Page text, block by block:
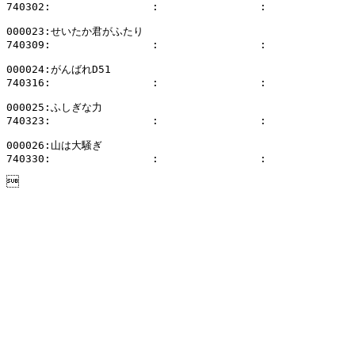
740302:                :                :
000023:せいたか君がふたり
740309:                :                :
000024:がんばれD51
740316:                :                :
000025:ふしぎな力
740323:                :                :
000026:山は大騒ぎ
